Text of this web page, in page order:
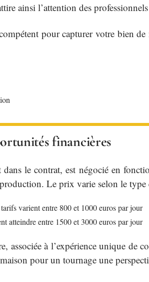
ainsi l’attention des
pour capturer votre bien
financières
le contrat, est négocié en
Le prix varie selon le
varient entre 800 et 1000 euros par jour
atteindre entre 1500 et 3000 euros par jour
associée à l’expérience unique de
pour un tournage une